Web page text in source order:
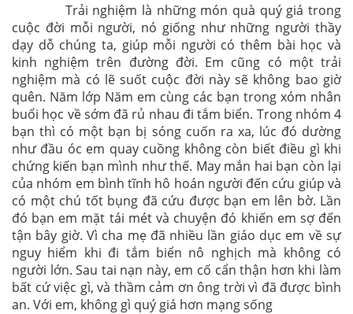
Trải nghiệm là những món quà quý giá trong
cuộc đời mỗi người, nó giống như những người thầy
dạy dỗ chúng ta, giúp mỗi người có thêm bài học và
kinh nghiệm trên đường đời. Em cũng có một trải
nghiệm mà có lẽ suốt cuộc đời này sẽ không bao giờ
quên. Năm lớp Năm em cùng các bạn trong xóm nhân
buổi học về sớm đã rủ nhau đi tắm biển. Trong nhóm 4
bạn thì có một bạn bị sóng cuốn ra xa, lúc đó dường
như đầu óc em quay cuồng không còn biết điều gì khi
chứng kiến bạn mình như thế. May mắn hai bạn còn lại
của nhóm em bình tĩnh hô hoán người đến cứu giúp và
có một chú tốt bụng đã cứu được bạn em lên bờ. Lần
đó bạn em mặt tái mét và chuyện đó khiến em sợ đến
tận bây giờ. Vì cha mẹ đã nhiều lần giáo dục em về sự
nguy hiểm khi đi tắm biển nô nghịch mà không có
người lớn. Sau tai nạn này, em cố cẩn thận hơn khi làm
bất cứ việc gì, và thầm cảm ơn ông trời vì đã được bình
an. Với em, không gì quý giá hơn mạng sống